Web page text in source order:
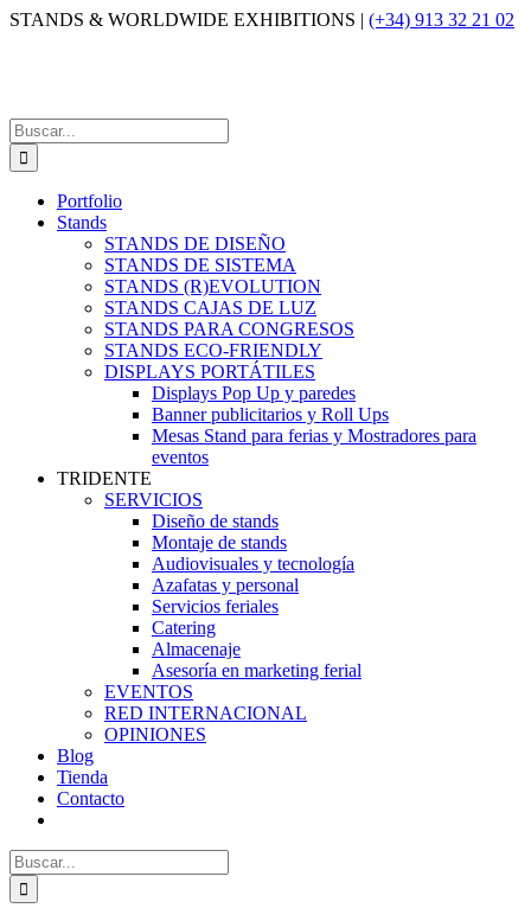
Saltar
STANDS & WORLDWIDE EXHIBITIONS | (+34) 913 32 21 02
Buscar:
Portfolio
Stands
STANDS DE DISEÑO
STANDS DE SISTEMA
STANDS (R)EVOLUTION
STANDS CAJAS DE LUZ
STANDS PARA CONGRESOS
STANDS ECO-FRIENDLY
DISPLAYS PORTÁTILES
Displays Pop Up y paredes
Banner publicitarios y Roll Ups
Mesas Stand para ferias y Mostradores para
eventos
TRIDENTE
SERVICIOS
Diseño de stands
Montaje de stands
Audiovisuales y tecnología
Azafatas y personal
Servicios feriales
Catering
Almacenaje
Asesoría en marketing ferial
EVENTOS
RED INTERNACIONAL
OPINIONES
Blog
Tienda
Contacto
Buscar: